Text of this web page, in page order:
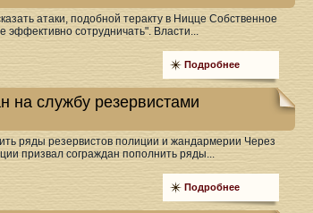
атаки, подобной теракту в Ницце Собственное
эффективно сотрудничать". Власти...
Подробнее
на службу резервистами
ряды резервистов полиции и жандармерии Через
призвал сограждан пополнить ряды...
Подробнее